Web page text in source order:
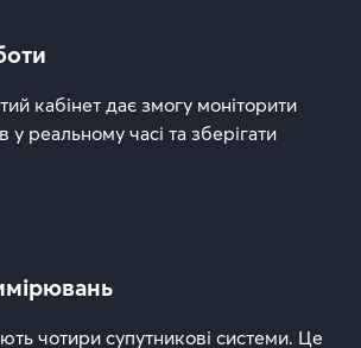
кабінет дає змогу моніторити
у реальному часі та зберігати
чотири супутникові системи. Це